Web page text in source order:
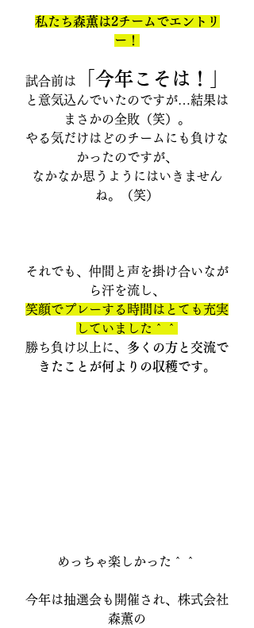
私たち森薫は2チームでエントリ
ー！
試合前は 「今年こそは！」
と意気込んでいたのですが…結果は
まさかの全敗（笑）。
やる気だけはどのチームにも負けな
かったのですが、
なかなか思うようにはいきません
ね。（笑）
それでも、仲間と声を掛け合いなが
ら汗を流し、
笑顔でプレーする時間はとても充実
していました＾＾
勝ち負け以上に、 多くの方と交流で
きたことが何よりの収穫です。
めっちゃ楽しかった＾＾
今年は抽選会も開催され、株式会社
森薫の